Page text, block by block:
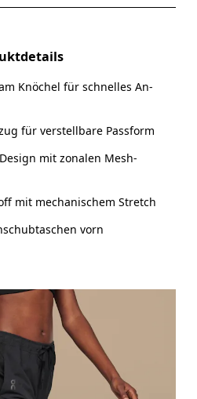
68 — 73
55
zu sehen
cm
Knöchel für schnelles An-
für verstellbare Passform
mit zonalen Mesh-
mit mechanischem Stretch
vorn